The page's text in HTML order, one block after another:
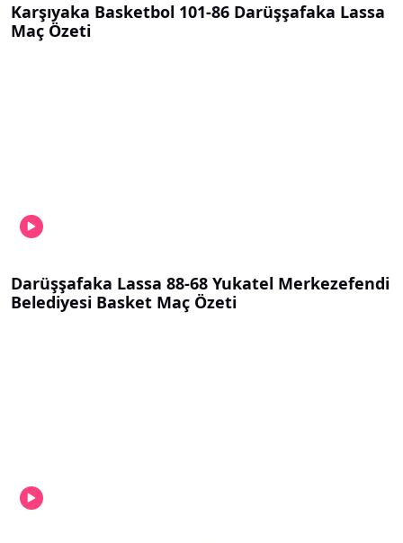
Karşıyaka Basketbol 101-86 Darüşşafaka Lassa
Maç Özeti
Darüşşafaka Lassa 88-68 Yukatel Merkezefendi
Belediyesi Basket Maç Özeti